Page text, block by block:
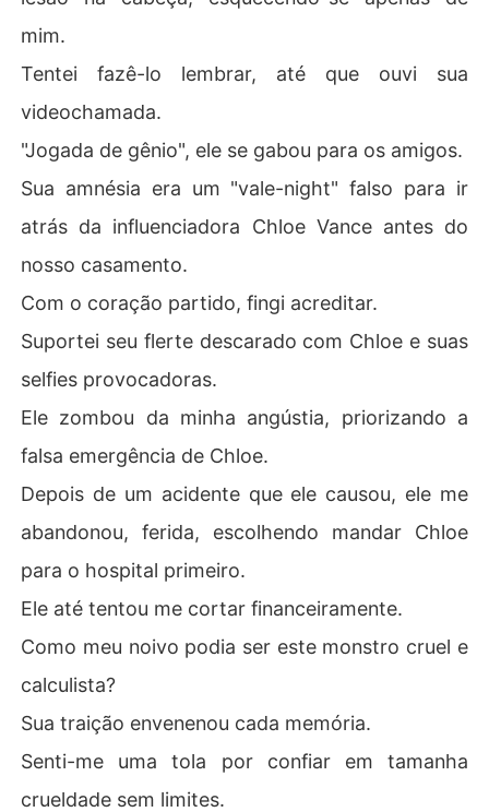
Depois de um acidente que ele causou, ele me abandon
ou, ferida, escolhendo mandar Chloe para o hospital pri
meiro.
Ele até tentou me cortar financeiramente.
Como meu noivo podia ser este monstro cruel e calculis
Sua traição envenenou cada memória.
Senti-me uma tola por confiar em tamanha crueldade s
em limites.
Sua audácia me deixou atordoada.
Mas eu não seria sua vítima.
Eu abandonaria minha identidade, me tornaria Olivia Ca
Eu desapareceria, deixando para trás ele, meu passado
mim.
Tentei fazê-lo lembrar, até que ouvi sua
videochamada.
"Jogada de gênio", ele se gabou para os amigos.
Sua amnésia era um "vale-night" falso para ir
atrás da influenciadora Chloe Vance antes do
nosso casamento.
Com o coração partido, fingi acreditar.
Suportei seu flerte descarado com Chloe e suas
selfies provocadoras.
Ele zombou da minha angústia, priorizando a
falsa emergência de Chloe.
Depois de um acidente que ele causou, ele me
abandonou, ferida, escolhendo mandar Chloe
para o hospital primeiro.
Ele até tentou me cortar financeiramente.
Como meu noivo podia ser este monstro cruel e
calculista?
Sua traição envenenou cada memória.
Senti-me uma tola por confiar em tamanha
crueldade sem limites.